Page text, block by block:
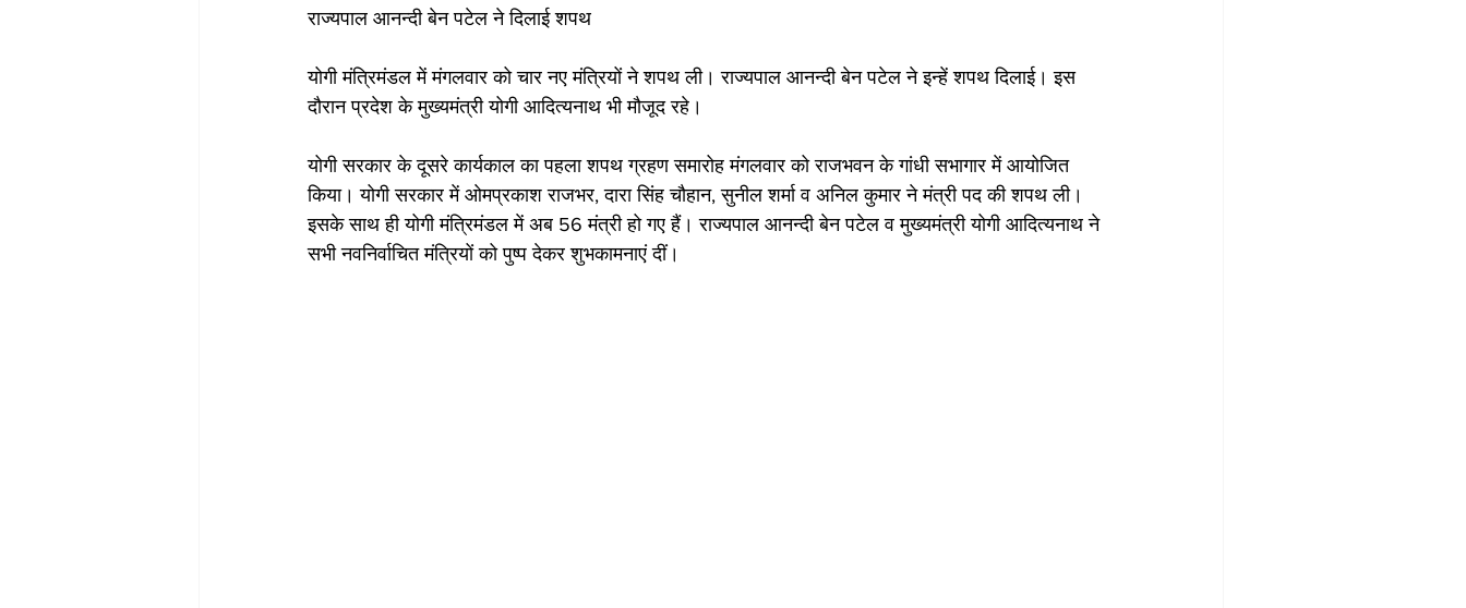
राज्यपाल आनन्दी बेन पटेल ने दिलाई शपथ
योगी मंत्रिमंडल में मंगलवार को चार नए मंत्रियों ने शपथ ली। राज्यपाल आनन्दी बेन पटेल ने इन्हें शपथ दिलाई। इस
दौरान प्रदेश के मुख्यमंत्री योगी आदित्यनाथ भी मौजूद रहे।
योगी सरकार के दूसरे कार्यकाल का पहला शपथ ग्रहण समारोह मंगलवार को राजभवन के गांधी सभागार में आयोजित
किया। योगी सरकार में ओमप्रकाश राजभर, दारा सिंह चौहान, सुनील शर्मा व अनिल कुमार ने मंत्री पद की शपथ ली।
इसके साथ ही योगी मंत्रिमंडल में अब 56 मंत्री हो गए हैं। राज्यपाल आनन्दी बेन पटेल व मुख्यमंत्री योगी आदित्यनाथ ने
सभी नवनिर्वाचित मंत्रियों को पुष्प देकर शुभकामनाएं दीं।